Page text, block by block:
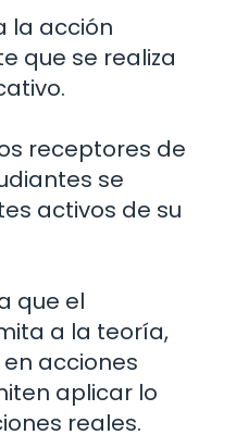
la acción
que se realiza
receptores de
se
activos de su
que el
a la teoría,
acciones
aplicar lo
reales.